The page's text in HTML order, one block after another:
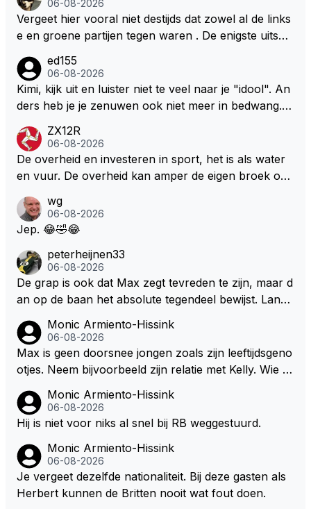
06-08-2026
Vergeet hier vooral niet destijds dat zowel al de links
e en groene partijen tegen waren . De enigste uitspr
over dan kunnen ze hun eigen uitlaat gassen inade
men maar niet wetende was dat de F1 motor schone
r is dan een normale auto. Dus denk echt niet dat de
ters zullen steunen laat staan om een euro in het cir
cuit Zandvoort te steken
ed155
06-08-2026
Kimi, kijk uit en luister niet te veel naar je "idool". An
ders heb je je zenuwen ook niet meer in bedwang. Zi
Marquez/Jos ? Veel gezelliger
ZX12R
06-08-2026
De overheid en investeren in sport, het is als water
en vuur. De overheid kan amper de eigen broek oph
s. Je kunt de Staat het best vergelijken met de sherif
f van Nottinghem (Robin Hood) welk achter de bom
m/haar van zijn laatste zuurverdiende stuiver te ber
oven. De Staat heeft nooit ooit maar een stuiver in Z
andvoort willen investeren en dat zal ook nooit gebe
uren. Afdragen van BTW gelden en vergunningen bi
j dergelijke sportievefestiviteiten MOET je dan weer
wel afstaan, de parasiet.
wg
06-08-2026
Jep. 😂🤣😂
peterheijnen33
06-08-2026
De grap is ook dat Max zegt tevreden te zijn, maar d
an op de baan het absolute tegendeel bewijst. Lando
dan eigenlijk niet echt zien. ;)
Monic Armiento-Hissink
06-08-2026
Max is geen doorsnee jongen zoals zijn leeftijdsgeno
otjes. Neem bijvoorbeeld zijn relatie met Kelly. Wie g
artjes ouder is en al een kleine heeft van een voorm
alig RB-lid op de leeftijd van 23 jaar? Hij doet dingen
oon. Ieder jaar is er in Hongarije een uitje voor zijn t
eam. Op 28-jarige leeftijd is hij al eigenaar van een su
ccesvol raceteam. Hij is niet alleen speciaal in de aut
Monic Armiento-Hissink
06-08-2026
Hij is niet voor niks al snel bij RB weggestuurd.
Monic Armiento-Hissink
06-08-2026
Je vergeet dezelfde nationaliteit. Bij deze gasten als
Herbert kunnen de Britten nooit wat fout doen.